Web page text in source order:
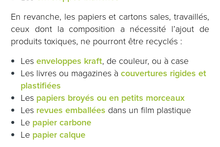
En revanche, les papiers et cartons sales, travaillés,
ceux dont la composition a nécessité l’ajout de
produits toxiques, ne pourront être recyclés :
Lesenveloppes kraft, de couleur, ou à case
Les livres ou magazines àcouvertures rigides et
plastifiées
Les papiers broyés ou en petits morceaux
Les revues emballées dans un film plastique
Le papier carbone
Le papier calque